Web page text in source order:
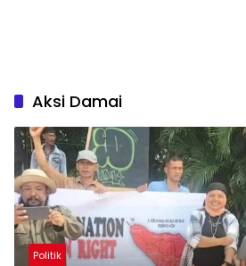
Aksi Damai
Politik